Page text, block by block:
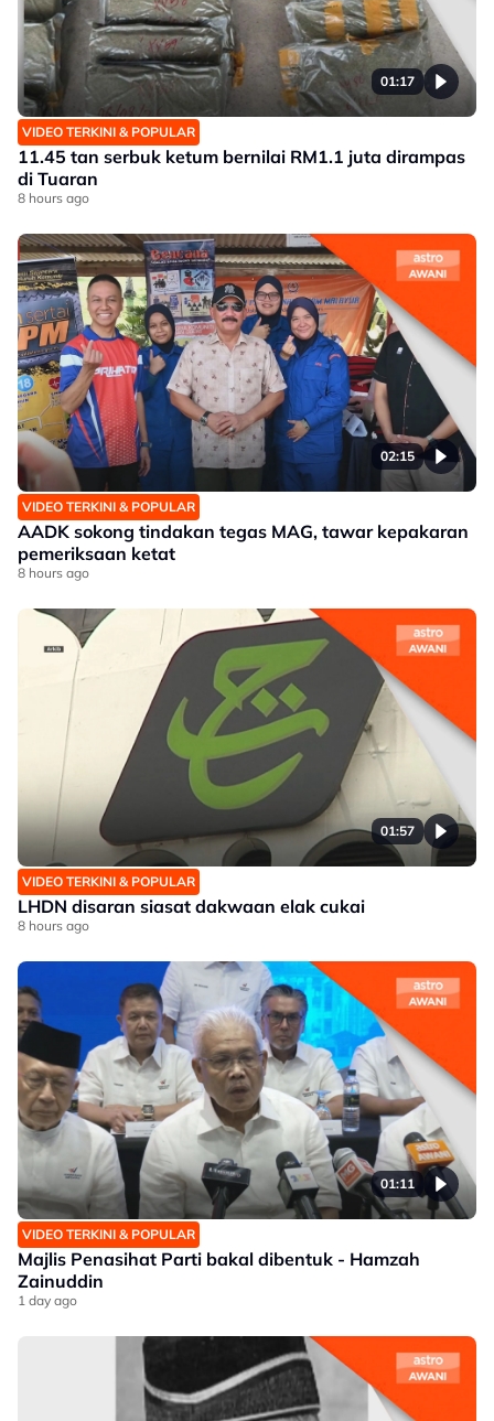
01:17
VIDEO TERKINI & POPULAR
11.45 tan serbuk ketum bernilai RM1.1 juta dirampas
di Tuaran
8 hours ago
02:15
VIDEO TERKINI & POPULAR
AADK sokong tindakan tegas MAG, tawar kepakaran
pemeriksaan ketat
8 hours ago
01:57
VIDEO TERKINI & POPULAR
LHDN disaran siasat dakwaan elak cukai
8 hours ago
01:11
VIDEO TERKINI & POPULAR
Majlis Penasihat Parti bakal dibentuk - Hamzah
Zainuddin
1 day ago